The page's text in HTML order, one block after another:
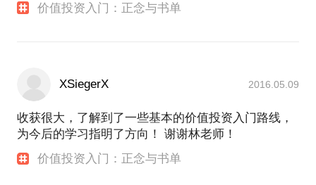
价值投资入门：正念与书单
XSiegerX 2016.05.09
收获很大，了解到了一些基本的价值投资入门路线，
为今后的学习指明了方向！ 谢谢林老师！
价值投资入门：正念与书单